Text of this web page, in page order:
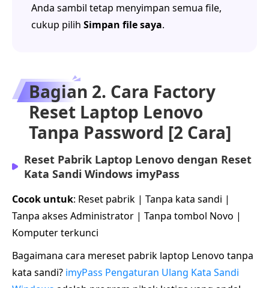
Anda sambil tetap menyimpan semua file,
cukup pilih Simpan file saya.
Bagian 2. Cara Factory
Reset Laptop Lenovo
Tanpa Password [2 Cara]
Reset Pabrik Laptop Lenovo dengan Reset
Kata Sandi Windows imyPass
Cocok untuk: Reset pabrik | Tanpa kata sandi |
Tanpa akses Administrator | Tanpa tombol Novo |
Komputer terkunci
Bagaimana cara mereset pabrik laptop Lenovo tanpa
kata sandi? imyPass Pengaturan Ulang Kata Sandi